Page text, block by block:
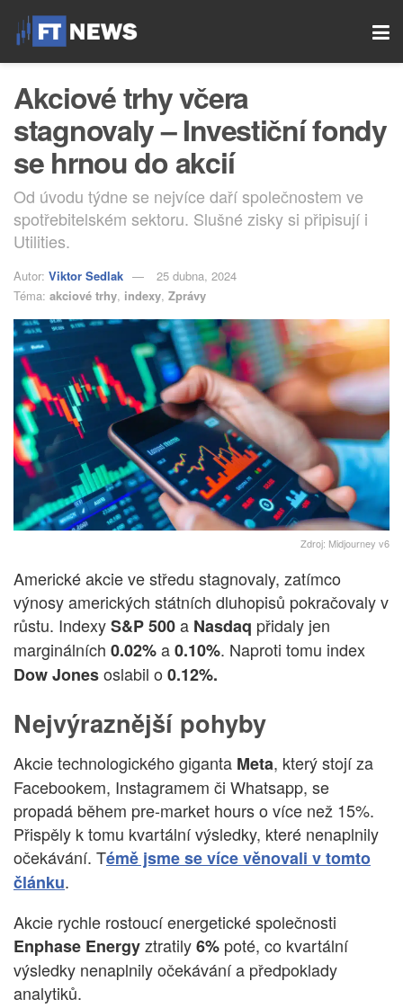
Akciové trhy včera
stagnovaly – Investiční fondy
se hrnou do akcií
Od úvodu týdne se nejvíce daří společnostem ve
spotřebitelském sektoru. Slušné zisky si připisují i ​​
Utilities.
Autor: Viktor Sedlak
25 dubna, 2024
Téma: akciové trhy, indexy, Zprávy
Zdroj: Midjourney v6
Americké akcie ve středu stagnovaly, zatímco
výnosy amerických státních dluhopisů pokračovaly v
růstu. IndexyS&P 500a Nasdaq přidaly jen
marginálních 0.02%a0.10%. Naproti tomu index
Dow Jonesoslabil o 0.12%.
Nejvýraznější pohyby
Akcie technologického giganta Meta, který stojí za
Facebookem, Instagramem či Whatsapp, se
propadá během pre-market hours o více než 15%.
Přispěly k tomu kvartální výsledky, které nenaplnily
očekávání. Témě jsme se více věnovali v tomto
článku.
Akcie rychle rostoucí energetické společnosti
Enphase Energyztratily6% poté, co kvartální
výsledky nenaplnily očekávání a předpoklady
analytiků.